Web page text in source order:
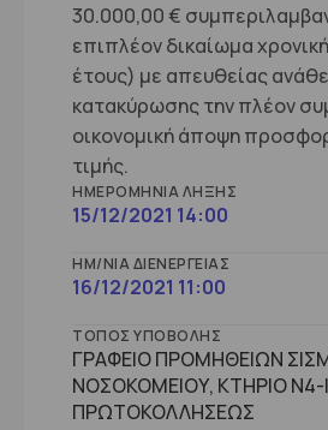
30.000,00 €
επιπλέον δικαίωμα
έτους) με απευθείας
κατακύρωσης την πλέον
οικονομική άποψη
τιμής.
ΗΜΕΡΟΜΗΝΊΑ ΛΉΞΗΣ
15/12/2021 14:00
ΗΜ/ΝΊΑ ΔΙΕΝΈΡΓΕΙΑΣ
16/12/2021 11:00
ΤΌΠΟΣ ΥΠΟΒΟΛΉΣ
ΓΡΑΦΕΙΟ ΠΡΟΜΗΘΕΙΩΝ
ΝΟΣΟΚΟΜΕΙΟΥ, ΚΤΗΡΙΟ Ν4-
ΠΡΩΤΟΚΟΛΛΗΣΕΩΣ